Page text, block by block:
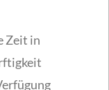
Zeit in